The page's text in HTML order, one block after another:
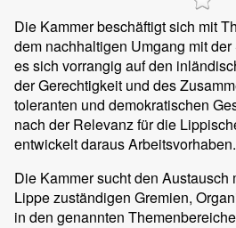
Die Kammer beschäftigt sich mit
dem nachhaltigen Umgang mit
es sich vorrangig auf den
der Gerechtigkeit und des
toleranten und demokratischen
nach der Relevanz für die
entwickelt daraus Arbeitsvorhaben.
Die Kammer sucht den Austausch
Lippe zuständigen Gremien,
in den genannten